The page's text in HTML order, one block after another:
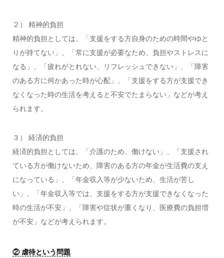
２） 精神的負担
精神的負担としては、「支援をする方自身のための時間やゆと
りが持てない」、「常に支援が必要なため、負担やストレスに
なる」、「疲れがとれない、リフレッシュできない」、「障害
のある方に何かあった時が心配」、「支援をする方が支援でき
なくなった時の生活を考えると不安でたまらない」などが考え
られます。
３） 経済的負担
経済的負担としては、「介護のため、働けない」、「支援され
ている方が働けないため、障害のある方の年金が生活費の支え
になっている」、「年金収入等が少ないため、生活が苦し
い」、「年金収入等では、支援をする方が支援できなくなった
時の生活が不安」、「障害や症状が重くなり、医療費の負担増
が不安」などが考えられます。
② 虐待という問題